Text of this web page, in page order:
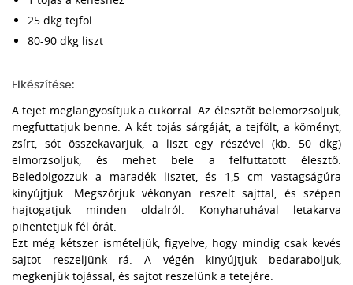
25 dkg tejföl
80-90 dkg liszt
Elkészítése:
A tejet meglangyosítjuk a cukorral. Az élesztőt belemorzsoljuk,
megfuttatjuk benne. A két tojás sárgáját, a tejfölt, a köményt,
zsírt, sót összekavarjuk, a liszt egy részével (kb. 50 dkg)
elmorzsoljuk, és mehet bele a felfuttatott élesztő.
Beledolgozzuk a maradék lisztet, és 1,5 cm vastagságúra
kinyújtjuk. Megszórjuk vékonyan reszelt sajttal, és szépen
hajtogatjuk minden oldalról. Konyharuhával letakarva
pihentetjük fél órát.
Ezt még kétszer ismételjük, figyelve, hogy mindig csak kevés
sajtot reszeljünk rá. A végén kinyújtjuk bedaraboljuk,
megkenjük tojással, és sajtot reszelünk a tetejére.